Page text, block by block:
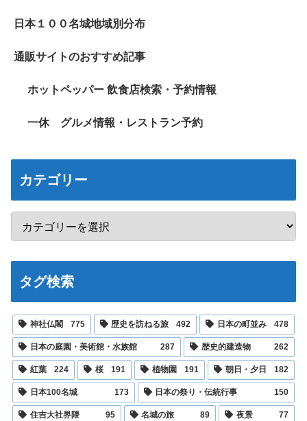
日本１００名城地域別分布
通販サイトのおすすめ記事
ホットペッパー 飲食店検索・予約情報
一休 グルメ情報・レストラン予約
カテゴリー
タグ検索
神社仏閣 775 歴史を訪ねる旅 492 日本の町並み 478
日本の庭園・美術館・水族館 287 歴史的建造物 262
紅葉 224 桜 191 植物園 191 朝日・夕日 182
日本100名城 173 日本の祭り・伝統行事 150
住吉大社界隈 95 名城の旅 89 夜景 77